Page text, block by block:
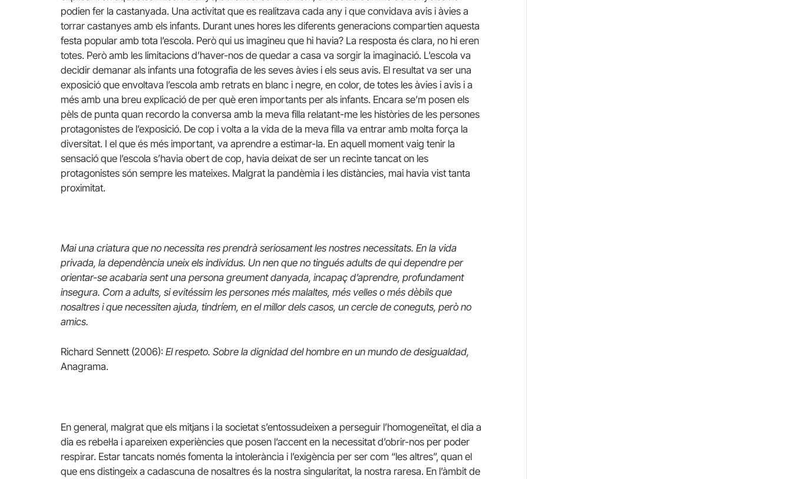
podien fer la castanyada. Una activitat que es realitzava cada any i que convidava avis i àvies a
torrar castanyes amb els infants. Durant unes hores les diferents generacions compartien aquesta
festa popular amb tota l’escola. Però qui us imagineu que hi havia? La resposta és clara, no hi eren
totes. Però amb les limitacions d’haver-nos de quedar a casa va sorgir la imaginació. L’escola va
decidir demanar als infants una fotografia de les seves àvies i els seus avis. El resultat va ser una
exposició que envoltava l’escola amb retrats en blanc i negre, en color, de totes les àvies i avis i a
més amb una breu explicació de per què eren importants per als infants. Encara se’m posen els
pèls de punta quan recordo la conversa amb la meva filla relatant-me les històries de les persones
protagonistes de l’exposició. De cop i volta a la vida de la meva filla va entrar amb molta força la
diversitat. I el que és més important, va aprendre a estimar-la. En aquell moment vaig tenir la
sensació que l’escola s’havia obert de cop, havia deixat de ser un recinte tancat on les
protagonistes són sempre les mateixes. Malgrat la pandèmia i les distàncies, mai havia vist tanta
proximitat.
Mai una criatura que no necessita res prendrà seriosament les nostres necessitats. En la vida
privada, la dependència uneix els individus. Un nen que no tingués adults de qui dependre per
orientar-se acabaria sent una persona greument danyada, incapaç d’aprendre, profundament
insegura. Com a adults, si evitéssim les persones més malaltes, més velles o més dèbils que
nosaltres i que necessiten ajuda, tindríem, en el millor dels casos, un cercle de coneguts, però no
amics.
Richard Sennett (2006): El respeto. Sobre la dignidad del hombre en un mundo de desigualdad,
Anagrama.
En general, malgrat que els mitjans i la societat s’entossudeixen a perseguir l’homogeneïtat, el dia a
dia es rebel·la i apareixen experiències que posen l’accent en la necessitat d’obrir-nos per poder
respirar. Estar tancats només fomenta la intolerància i l’exigència per ser com “les altres”, quan el
que ens distingeix a cadascuna de nosaltres és la nostra singularitat, la nostra raresa. En l’àmbit de